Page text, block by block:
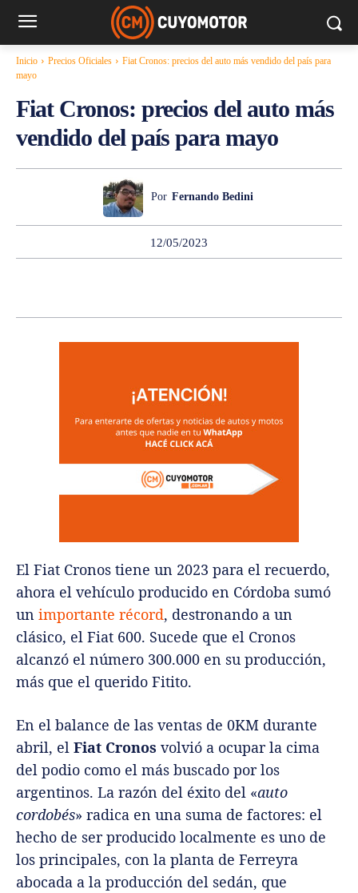
PRECIOS OFICIALES
Inicio Precios Oficiales
Fiat Cronos: precios del auto más vendido del país para
mayo
Fiat Cronos: precios del auto más
vendido del país para mayo
Por Fernando Bedini
12/05/2023
El Fiat Cronos tiene un 2023 para el recuerdo,
ahora el vehículo producido en Córdoba sumó
un importante récord, destronando a un
clásico, el Fiat 600. Sucede que el Cronos
alcanzó el número 300.000 en su producción,
más que el querido Fitito.
En el balance de las ventas de 0KM durante
abril, el Fiat Cronos volvió a ocupar la cima
del podio como el más buscado por los
argentinos. La razón del éxito del «auto
cordobés» radica en una suma de factores: el
hecho de ser producido localmente es uno de
los principales, con la planta de Ferreyra
abocada a la producción del sedán, que